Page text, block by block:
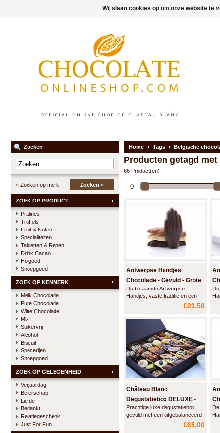
Zoeken
» Zoeken op merk Zoeken »
ZOEK OP PRODUCT
Pralines
Truffels
Fruit & Noten
Specialiteiten
Tabletten & Repen
Drink Cacao
Holgoed
Snoepgoed
ZOEK OP KENMERK
Melk Chocolade
Pure Chocolade
Witte Chocolade
Mix
Suikervrij
Alcohol
Biscuit
Specerijen
Snoepgoed
ZOEK OP GELEGENHEID
Verjaardag
Beterschap
Liefde
Bedankt
Relatiegeschenk
Just For Fun
Home Tags Belgische
Producten getagd
66 Product(en)
Antwerpse Handjes
Chocolade - Gevuld - Grote
doos
De befaamde Antwerpse
Handjes, vaste traditie en een
Antwerps kwaliteitsproduct.
Deze grote luxe doos bevat 24
handjes gemaakt van artisanale
chocolade met een vulling van
marspein en een vleugje Elixir
d'Anvers en een smeuïge
praliné.
€23,50
Château Blanc
Degustatiebox DELUXE -
1000 gram
Prachtige luxe degustatiebox
gevuld met een uitgebalanceerd
assortiment ambachtelijke
pralines, truffels en likeurparels
€65,00
Wij slaan cookies op om onze website te